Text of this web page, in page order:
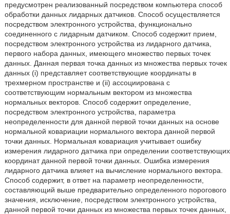
предусмотрен реализованный посредством компьютера способ
обработки данных лидарных датчиков. Способ осуществляется
посредством электронного устройства, функционально
соединенного с лидарным датчиком. Способ содержит прием,
посредством электронного устройства из лидарного датчика,
первого набора данных, имеющего множество первых точек
данных. Данная первая точка данных из множества первых точек
данных (i) представляет соответствующие координаты в
трехмерном пространстве и (ii) ассоциирована с
соответствующим нормальным вектором из множества
нормальных векторов. Способ содержит определение,
посредством электронного устройства, параметра
неопределенности для данной первой точки данных на основе
нормальной ковариации нормального вектора данной первой
точки данных. Нормальная ковариация учитывает ошибку
измерения лидарного датчика при определении соответствующих
координат данной первой точки данных. Ошибка измерения
лидарного датчика влияет на вычисление нормального вектора.
Способ содержит, в ответ на параметр неопределенности,
составляющий выше предварительно определенного порогового
значения, исключение, посредством электронного устройства,
данной первой точки данных из множества первых точек данных,